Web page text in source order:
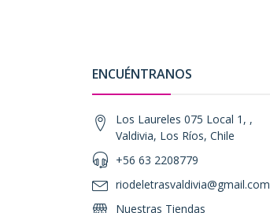
ENCUÉNTRANOS
Los Laureles 075 Local 1, ,
Valdivia, Los Ríos, Chile
+56 63 2208779
riodeletrasvaldivia@gmail.com
Nuestras Tiendas